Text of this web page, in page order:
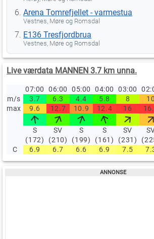
Arena Tomrefjellet - varmestua
Vestnes, Møre og Romsdal
E136 Tresfjordbrua
Vestnes, Møre og Romsdal
Live værdata MANNEN 3.7 km unna.
07:00 06:00 05:00 04:00 03:00
m/s
3.7 6.3 4.4 5.8 8 10
max
9.6 12.7 10.9 12.4 16
S
(172)
SV
(210)
S
(199)
S
(161)
SV
(231)
C
6.9 6.7 6.6 6.9 7.5